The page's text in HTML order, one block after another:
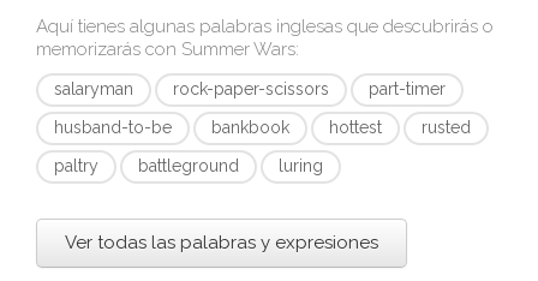
Aquí tienes algunas palabras inglesas que descubrirás o
memorizarás con Summer Wars:
salaryman rock-paper-scissors
part-timer
husband-to-be
bankbook hottest
rusted
paltry
battleground luring
Ver todas las palabras y expresiones